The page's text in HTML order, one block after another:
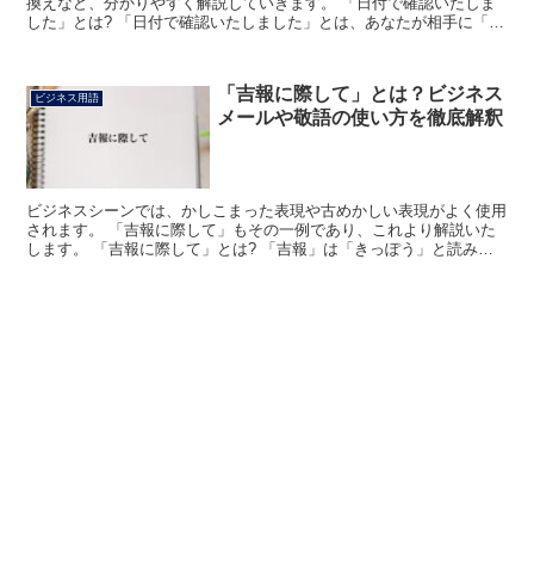
した」とは? 「日付で確認いたしました」とは、あなたが相手に「何
ビジネス用語
「吉報に際して」とは？ビジネス
メールや敬語の使い方を徹底解釈
ビジネスシーンでは、かしこまった表現や古めかしい表現がよく使用
されます。 「吉報に際して」もその一例であり、これより解説いた
します。 「吉報に際して」とは? 「吉報」は「きっぽう」と読みま